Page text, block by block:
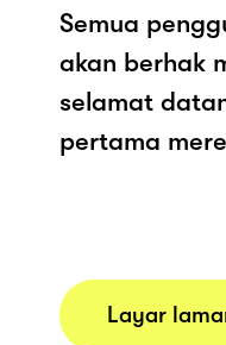
Semua
akan berhak
selamat
pertama
Layar